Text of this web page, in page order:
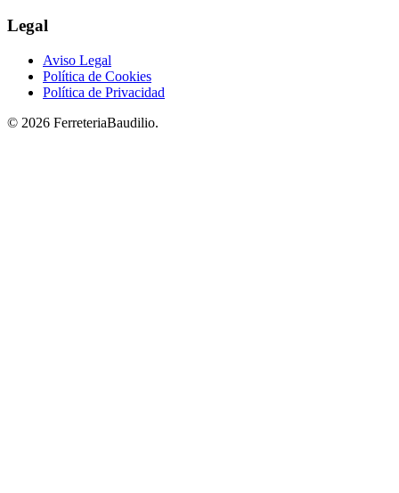
Legal
Aviso Legal
Política de Cookies
Política de Privacidad
© 2026 FerreteriaBaudilio.